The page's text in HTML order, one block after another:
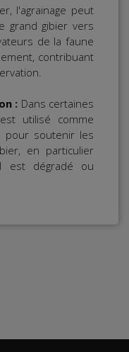
l'agrainage peut
grand gibier vers
de la faune
contribuant
: Dans certaines
est utilisé comme
pour soutenir les
en particulier
est dégradé ou